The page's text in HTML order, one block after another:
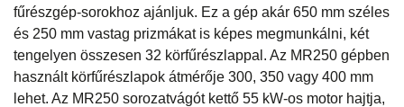
fűrészgép-sorokhoz ajánljuk. Ez a gép akár 650 mm széles
és 250 mm vastag prizmákat is képes megmunkálni, két
tengelyen összesen 32 körfűrészlappal. Az MR250 gépben
használt körfűrészlapok átmérője 300, 350 vagy 400 mm
lehet. Az MR250 sorozatvágót kettő 55 kW-os motor hajtja,